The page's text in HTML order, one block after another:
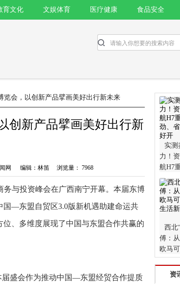
育文化 文娱体育 医疗健康 食品安全
会，以创新产品擘画美好出行新未来
创新产品擘画美好出行新
闻网 编辑：林笛 浏览量： 7968
与投资峰会在广西南宁开幕。本届东博
—东盟自贸区3.0版新机遇助建命运共
位、多维度展现了中国与东盟合作共赢的
盛会作为推动中国—东盟经贸合作提质
实测
力！
航H7
劲、
好开
西北
傅：
欧马
生活
资